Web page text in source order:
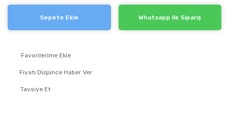
Sepete Ekle Whatsapp ile Sipariş
Fiyatı Düşünce Haber Ver
Tavsiye Et